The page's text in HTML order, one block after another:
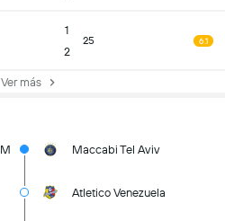
1
2
25 6.1
más
Maccabi Tel Aviv
Atletico Venezuela